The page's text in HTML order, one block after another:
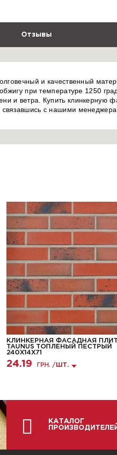
Отзывы
и качественный
при температуре 1250
и ветра. Купить клинкерную
связавшись с нашими
КЛИНКЕРНАЯ ФАСАДНАЯ
TAUNUS ТОПЛЕНЫЙ ПЕСТРЫЙ
240Х14Х71
24.19 ГРН. / ШТ.
КАТАЛОГ